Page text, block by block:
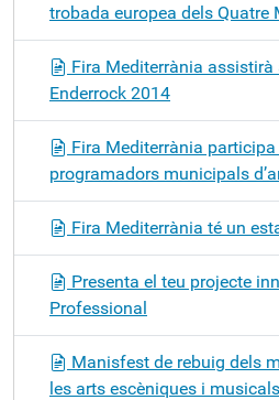
trobada europea dels Quatre
Fira Mediterrània
Enderrock 2014
Fira Mediterrània
programadors municipals
Fira Mediterrània té un
Presenta el teu projecte
Professional
Manisfest de rebuig dels
les arts escèniques i